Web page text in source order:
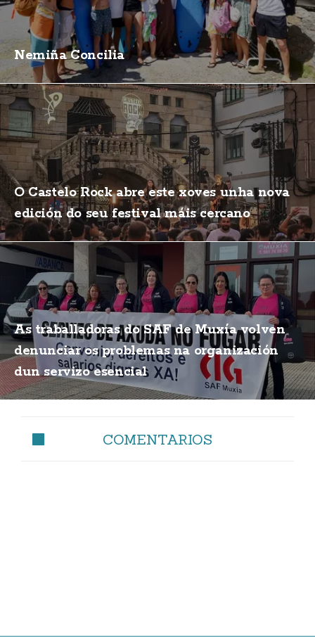
Nemiña Concilia
O Castelo Rock abre este xoves unha nova
edición do seu festival máis cercano
As traballadoras do SAF de Muxía volven
denunciar os problemas na organización
dun servizo esencial
COMENTARIOS